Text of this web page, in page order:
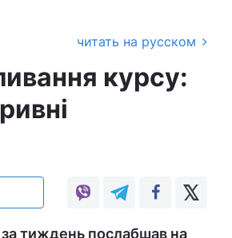
читать на русском
курсу:
за тиждень послабшав на